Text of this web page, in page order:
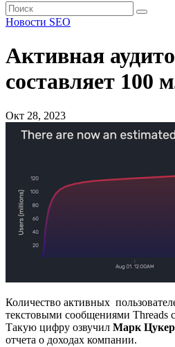
Новости SEO
Активная
составляет 100
Окт 28, 2023
Количество активных
текстовыми сообщениями Threads
Такую цифру озвучил Марк
отчета о доходах компании.